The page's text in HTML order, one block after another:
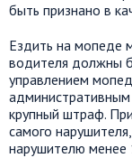
быть признано в
Ездить на мопеде
водителя должны
управлением
крупный штраф.
самого
нарушителю менее